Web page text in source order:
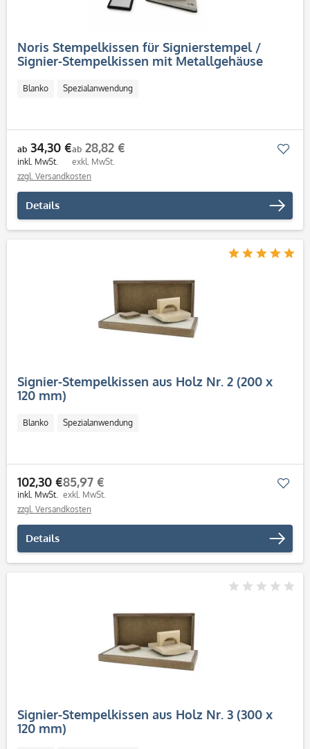
Noris Stempelkissen für Signierstempel /
Signier-Stempelkissen mit Metallgehäuse
Blanko Spezialanwendung
ab 34,30 €
inkl. MwSt.
ab 28,82 €
exkl. MwSt.
zzgl. Versandkosten
Details
Signier-Stempelkissen aus Holz Nr. 2 (200 x
120 mm)
Blanko Spezialanwendung
102,30 €
inkl. MwSt.
85,97 €
exkl. MwSt.
zzgl. Versandkosten
Details
Signier-Stempelkissen aus Holz Nr. 3 (300 x
120 mm)